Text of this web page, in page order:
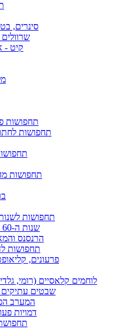
סינרים,
קיט -
תחפושות
תחפושות
תחפושות
תחפושות לשנות ה-20 וה-30
שנות ה-60 וה-70 (היפים ודיסקו)
הרנסנס והמאה ה-19
תחפושות
פרעונים,
לוחמים קלאסיים (רומי,
שבטים עתיקים
המערב
דמויות